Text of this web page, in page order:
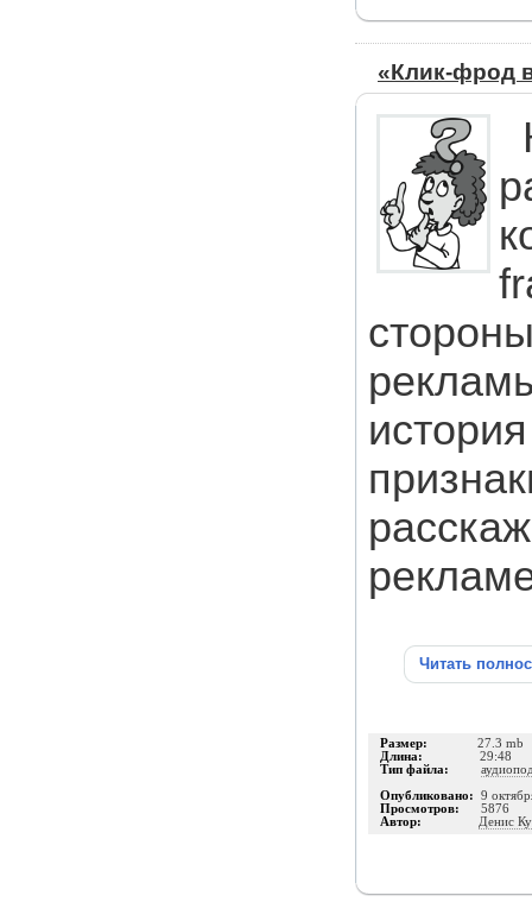
«Клик-фрод
Читать
Размер: 27.3 mb
Длина: 29:48
Тип файла:
Опубликовано: 9
Просмотров: 5876
Автор: Денис